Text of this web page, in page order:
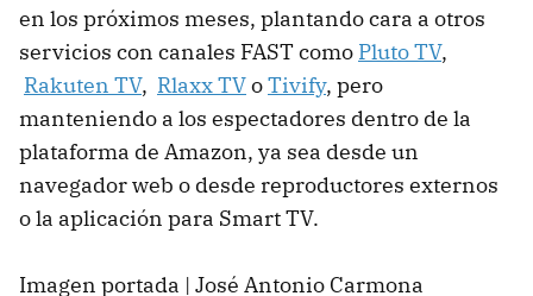
en los próximos meses, plantando cara a otros
servicios con canales FAST como Pluto TV,
Rakuten TV, Rlaxx TVoTivify, pero
manteniendo a los espectadores dentro de la
plataforma de Amazon, ya sea desde un
navegador web o desde reproductores externos
o la aplicación para Smart TV.
Imagen portada | José Antonio Carmona